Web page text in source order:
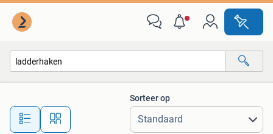
Alle afstanden…
Sorteer op